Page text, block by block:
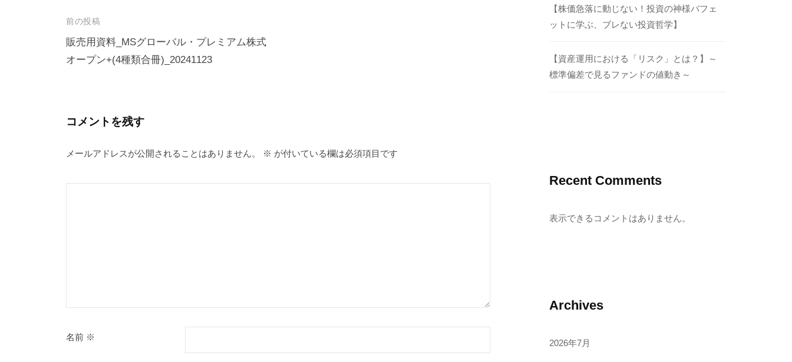
投
稿
ナ
ー
ョ
前の投稿
販売用資料_MSグローバル・プレミアム株式
オープン+(4種類合冊)_20241123
コメントを残す
メールアドレスが公開されることはありません。 ※ が付いている欄は必須項目です
名前 ※
【株価急落に動じない！投資の神様バフェ
ットに学ぶ、ブレない投資哲学】
【資産運用における「リスク」とは？】～
標準偏差で見るファンドの値動き～
Recent Comments
表示できるコメントはありません。
Archives
2026年7月